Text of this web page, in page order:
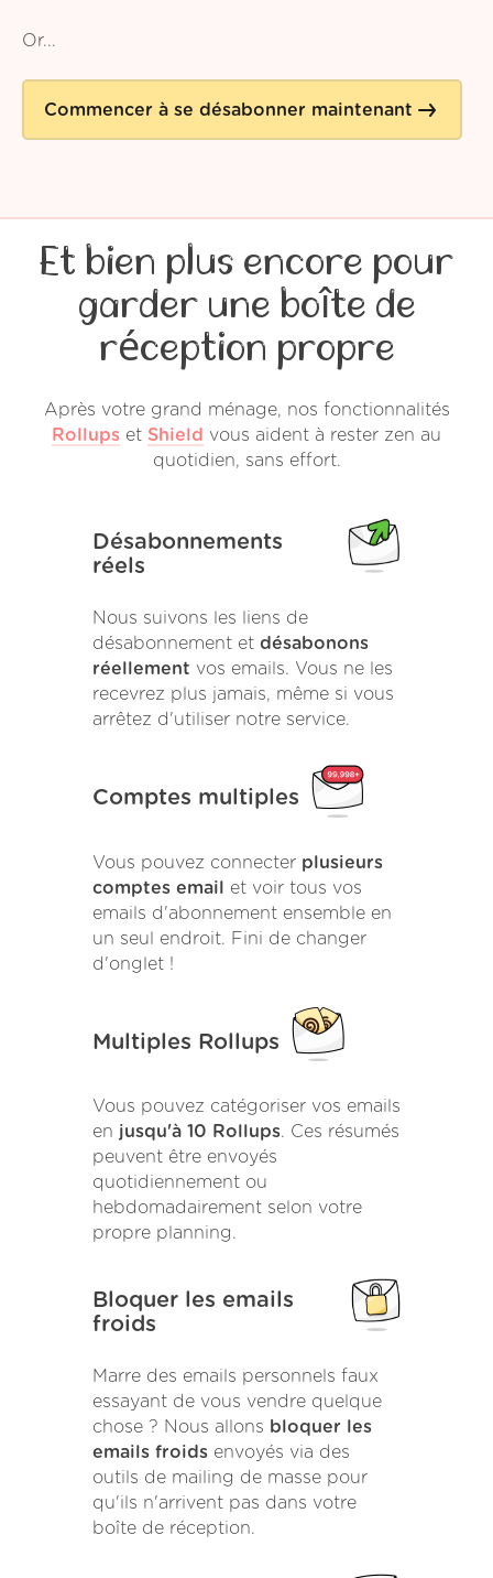
Or...
Commencer à se désabonner maintenant
Et bien plus encore pour
garder une boîte de
réception propre
Après votre grand ménage, nos fonctionnalités
Rollups et Shield vous aident à rester zen au
quotidien, sans effort.
Désabonnements
réels
Nous suivons les liens de
désabonnement et désabonons
réellement vos emails. Vous ne les
recevrez plus jamais, même si vous
arrêtez d'utiliser notre service.
Comptes multiples
Vous pouvez connecter plusieurs
comptes email
et voir tous vos
emails d'abonnement ensemble en
un seul endroit. Fini de changer
d'onglet !
Multiples Rollups
Vous pouvez catégoriser vos emails
en jusqu'à 10 Rollups. Ces résumés
peuvent être envoyés
quotidiennement ou
hebdomadairement selon votre
propre planning.
Bloquer les emails
froids
Marre des emails personnels faux
essayant de vous vendre quelque
chose ? Nous allons bloquer les
emails froids envoyés via des
outils de mailing de masse pour
qu'ils n'arrivent pas dans votre
boîte de réception.